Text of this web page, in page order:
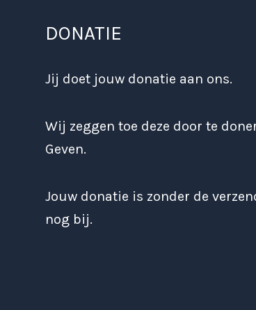
DONATIE
Jij doet jouw donatie aan ons.
Wij zeggen toe deze door te
Geven.
Jouw donatie is zonder de
nog bij.